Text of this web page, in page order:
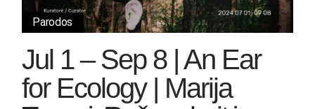
Parodos
Jul 1 – Sep 8 | An Ear
for Ecology | Marija